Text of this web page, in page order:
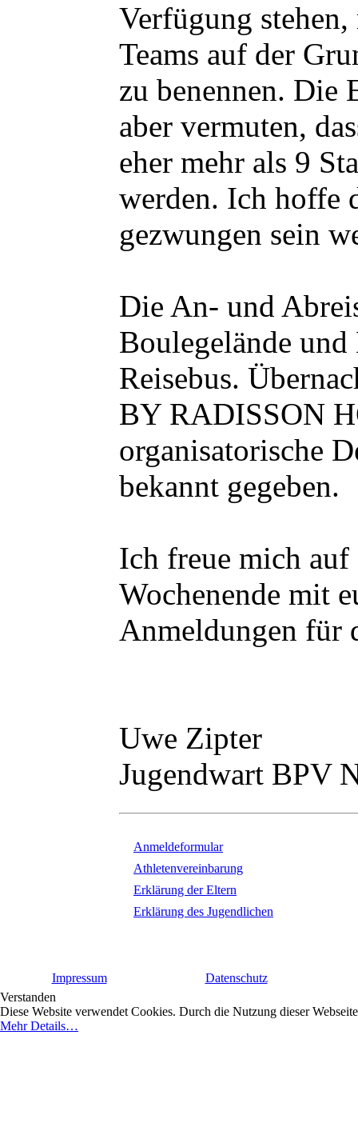
Verfügung
Teams auf der
zu benennen. Die
aber vermuten,
eher mehr als 9
werden. Ich hoffe
gezwungen sein
Die An- und
Boulegelände
Reisebus.
BY RADISSON
organisatorische
bekannt gegeben.
Ich freue mich auf
Wochenende mit
Anmeldungen für
Uwe Zipter
Jugendwart BPV
Anmeldeformular
Athletenvereinbarung
Erklärung der Eltern
Erklärung des Jugendlichen
Impressum
Datenschutz
Verstanden
Diese Website verwendet Cookies. Durch die Nutzung dieser
Mehr Details…